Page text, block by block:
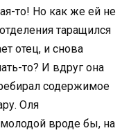
то! Но как же ей не
таращился
отец, и снова
то? И вдруг она
содержимое
Оля
вроде бы, на